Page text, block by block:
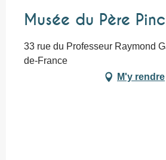
Musée du Père
33 rue du Professeur Raymond
de-France
M'y rendre